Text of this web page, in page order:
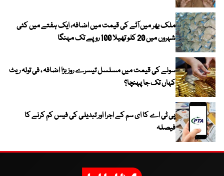
ملک بھر میں آٹے کی قیمت میں اضافہ، ایک ہفتے میں کئی
شہروں میں 20 کلو تھیلا 100 روپے تک مہنگا
سونے کی قیمت میں مسلسل تیسرے روز بڑا اضافہ ، فی تولہ ریٹ
کہاں تک جا پہنچا؟
پی ٹی اے کا ای سم کے اجرا اور تبدیلی کی فیس کم کرنے کا
فیصلہ